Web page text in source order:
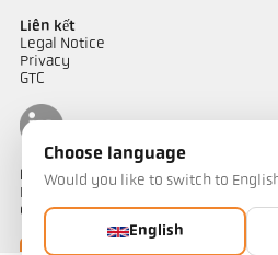
Liên kết
Legal Notice
Privacy
GTC
Liên hệ
Bạn có câu hỏi về các giải pháp đo
của chúng tôi sẵn sàng hỗ trợ bạn.
Choose language
Would you like to switch to
English